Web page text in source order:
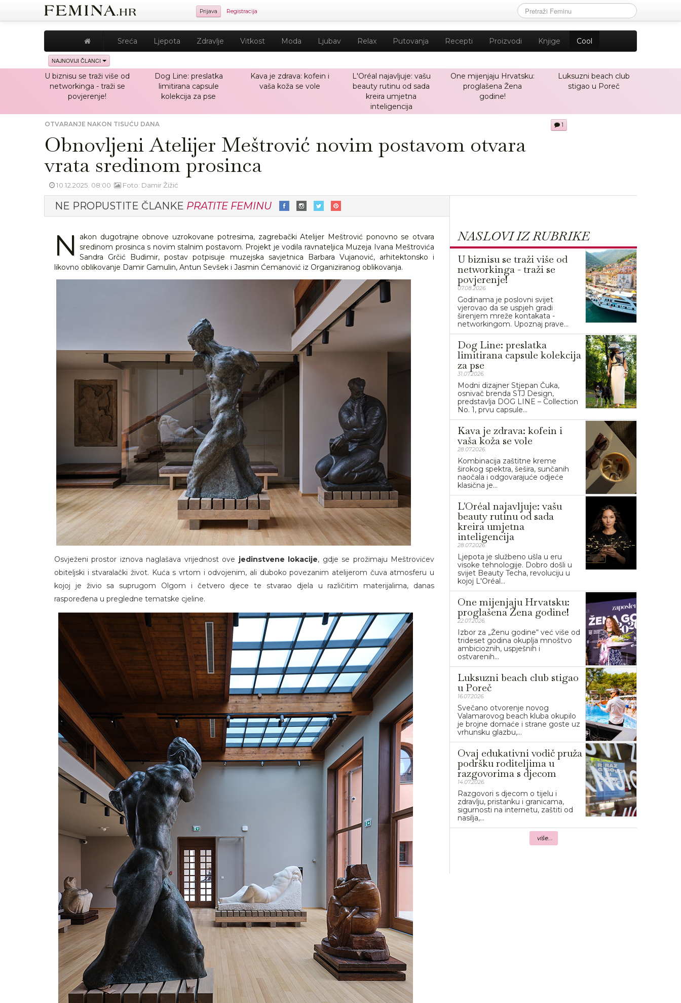
Prijava Registracija
Sreća Ljepota Zdravlje Vitkost Moda Ljubav Relax Putovanja Recepti Proizvodi Knjige Cool
NAJNOVIJI ČLANCI
U biznisu se traži više od
networkinga - traži se
povjerenje!
Dog Line: preslatka
limitirana capsule
kolekcija za pse
Kava je zdrava: kofein i
vaša koža se vole
L'Oréal najavljuje: vašu
beauty rutinu od sada
kreira umjetna
inteligencija
One mijenjaju Hrvatsku:
proglašena Žena
godine!
Luksuzni beach club
stigao u Poreč
OTVARANJE NAKON TISUĆU DANA
Obnovljeni Atelijer Meštrović novim postavom otvara
vrata sredinom prosinca
1
10.12.2025. 08:00 Foto: Damir Žižić
NE PROPUSTITE ČLANKE PRATITE FEMINU
N akon dugotrajne obnove uzrokovane potresima, zagrebački Atelijer Meštrović ponovno se otvara
sredinom prosinca s novim stalnim postavom. Projekt je vodila ravnateljica Muzeja Ivana Meštrovića
Sandra Grčić Budimir, postav potpisuje muzejska savjetnica Barbara Vujanović, arhitektonsko i
likovno oblikovanje Damir Gamulin, Antun Sevšek i Jasmin Ćemanović iz Organiziranog oblikovanja.
Osvježeni prostor iznova naglašava vrijednost ove jedinstvene lokacije, gdje se prožimaju Meštrovićev
obiteljski i stvaralački život. Kuća s vrtom i odvojenim, ali duboko povezanim atelijerom čuva atmosferu u
kojoj je živio sa suprugom Olgom i četvero djece te stvarao djela u različitim materijalima, danas
raspoređena u pregledne tematske cjeline.
NASLOVI IZ RUBRIKE
U biznisu se traži više od
networkinga - traži se
povjerenje!
07.08.2026.
Godinama je poslovni svijet
vjerovao da se uspjeh gradi
širenjem mreže kontakata -
networkingom. Upoznaj prave...
Dog Line: preslatka
limitirana capsule kolekcija
za pse
31.07.2026.
Modni dizajner Stjepan Čuka,
osnivač brenda STJ Design,
predstavlja DOG LINE – Collection
No. 1, prvu capsule...
Kava je zdrava: kofein i
vaša koža se vole
28.07.2026.
Kombinacija zaštitne kreme
širokog spektra, šešira, sunčanih
naočala i odgovarajuće odjeće
klasična je...
L'Oréal najavljuje: vašu
beauty rutinu od sada
kreira umjetna
inteligencija
28.07.2026.
Ljepota je službeno ušla u eru
visoke tehnologije. Dobro došli u
svijet Beauty Techa, revoluciju u
kojoj L'Oréal...
One mijenjaju Hrvatsku:
proglašena Žena godine!
22.07.2026.
Izbor za „Ženu godine“ već više od
trideset godina okuplja mnoštvo
ambicioznih, uspješnih i
ostvarenih...
Luksuzni beach club stigao
u Poreč
16.07.2026.
Svečano otvorenje novog
Valamarovog beach kluba okupilo
je brojne domaće i strane goste uz
vrhunsku glazbu,...
Ovaj edukativni vodič pruža
podršku roditeljima u
razgovorima s djecom
14.07.2026.
Razgovori s djecom o tijelu i
zdravlju, pristanku i granicama,
sigurnosti na internetu, zaštiti od
nasilja,...
više...